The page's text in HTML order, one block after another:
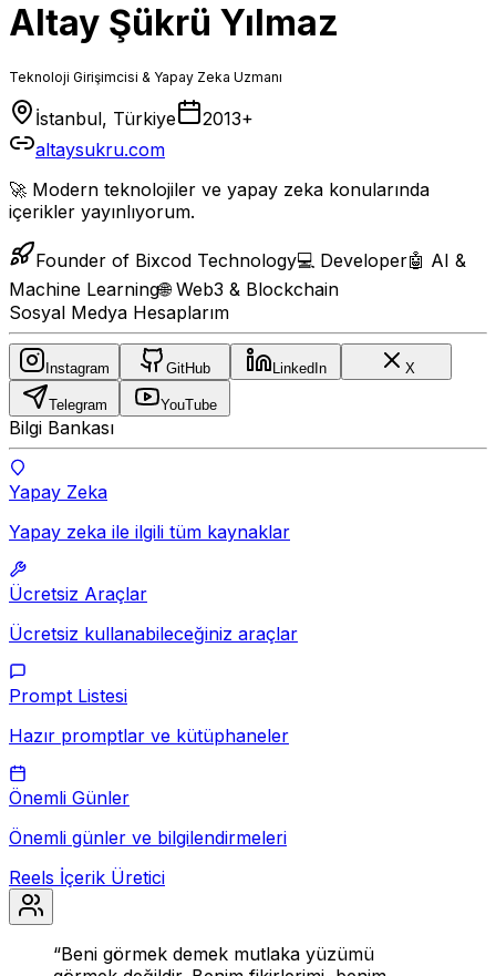
Altay Şükrü Yılmaz
Teknoloji Girişimcisi & Yapay Zeka Uzmanı
İstanbul, Türkiye
2013+
altaysukru.com
🚀 Modern teknolojiler ve yapay zeka konularında
içerikler yayınlıyorum.
Founder of Bixcod Technology💻 Developer🤖 AI &
Machine Learning🌐 Web3 & Blockchain
Sosyal Medya Hesaplarım
Instagram GitHub LinkedIn X
Telegram YouTube
Bilgi Bankası
Yapay Zeka
Yapay zeka ile ilgili tüm kaynaklar
Ücretsiz Araçlar
Ücretsiz kullanabileceğiniz araçlar
Prompt Listesi
Hazır promptlar ve kütüphaneler
Önemli Günler
Önemli günler ve bilgilendirmeleri
Reels İçerik Üretici
“Beni görmek demek mutlaka yüzümü